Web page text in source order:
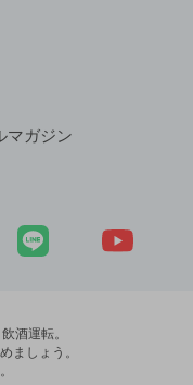
マガジン
酒運転。
ましょう。